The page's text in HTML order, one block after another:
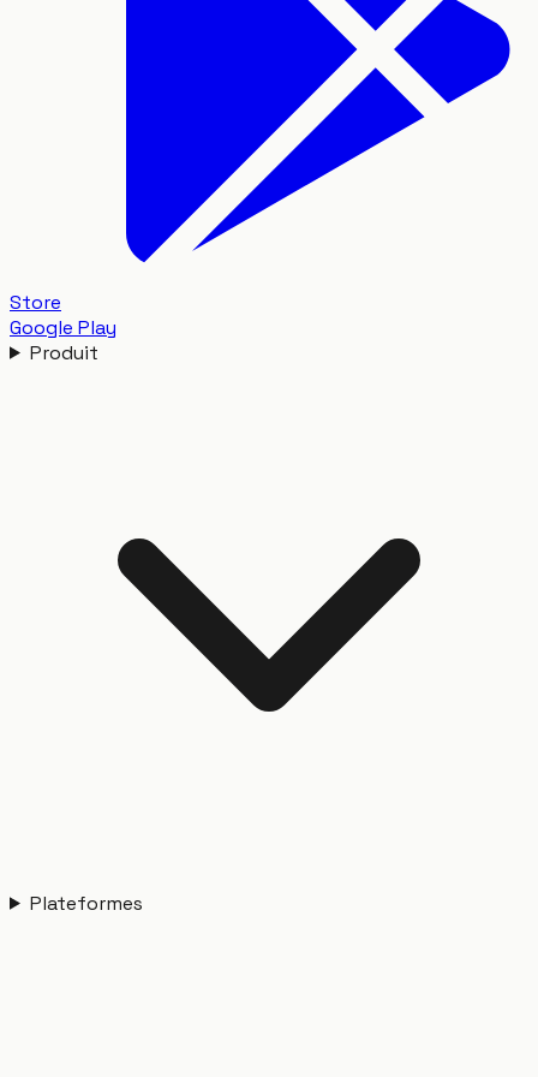
Store
Google Play
Produit
Plateformes